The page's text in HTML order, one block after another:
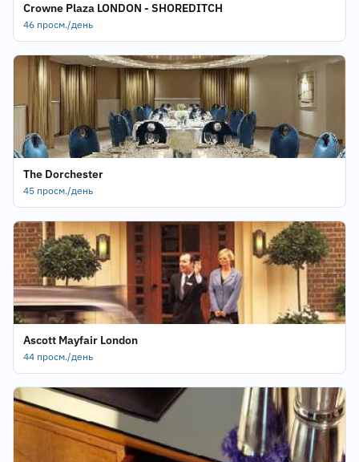
Crowne Plaza LONDON - SHOREDITCH
46 просм./день
The Dorchester
45 просм./день
Ascott Mayfair London
44 просм./день